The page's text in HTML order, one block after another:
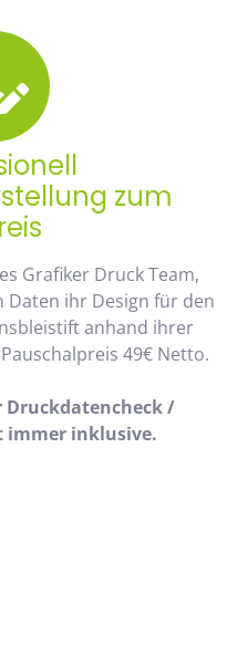
zum
Grafiker Druck Team,
ihr Design für den
anhand ihrer
49€ Netto.
Druckdatencheck /
immer inklusive.